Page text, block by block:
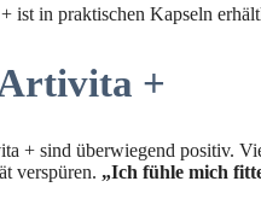
ist in praktischen Kapseln
+
+ sind überwiegend positiv.
verspüren. „Ich fühle mich